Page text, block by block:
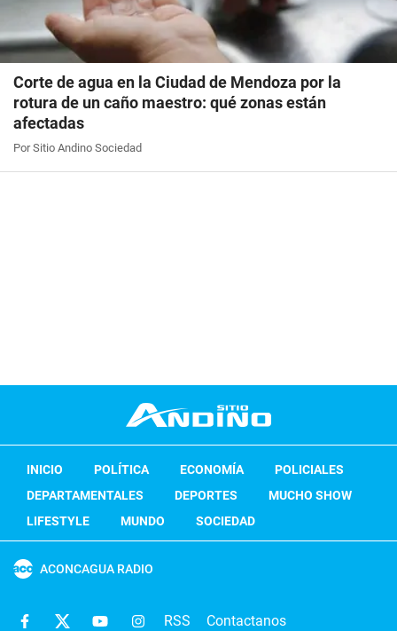
Corte de agua en la Ciudad de Mendoza por la
rotura de un caño maestro: qué zonas están
afectadas
Por Sitio Andino Sociedad
INICIO POLÍTICA ECONOMÍA
POLICIALES
DEPARTAMENTALES
DEPORTES
MUCHO SHOW
LIFESTYLE
MUNDO SOCIEDAD
ACONCAGUA RADIO
RSS Contactanos